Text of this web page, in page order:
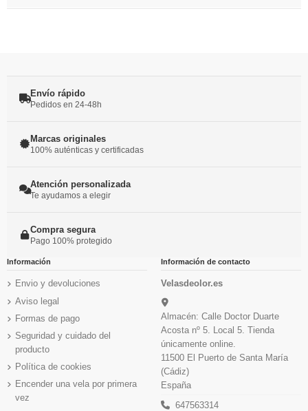
Envío rápido
Pedidos en 24-48h
Marcas originales
100% auténticas y certificadas
Atención personalizada
Te ayudamos a elegir
Compra segura
Pago 100% protegido
Información
Envio y devoluciones
Aviso legal
Formas de pago
Seguridad y cuidado del
producto
Política de cookies
Encender una vela por primera
vez
Información de contacto
Velasdeolor.es
Almacén: Calle Doctor Duarte
Acosta nº 5. Local 5. Tienda
únicamente online.
11500 El Puerto de Santa María
(Cádiz)
España
647563314